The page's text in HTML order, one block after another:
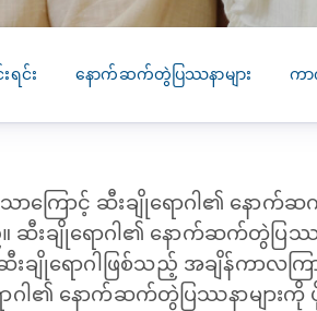
Yangon, Myanmar, 8
January 2026 — CLL
HEALTH is pleased to
ရင်း နောက်ဆက်တွဲပြဿနာများ ကာ
ောကြောင့် ဆီးချိုရောဂါ၏ နော
။ ဆီးချိုရောဂါ၏ နောက်ဆက်တွဲပြဿ
ချိုရောဂါဖြစ်သည့် အချိန်ကာလကြ
ာဂါ၏ နောက်ဆက်တွဲပြဿနာများကို